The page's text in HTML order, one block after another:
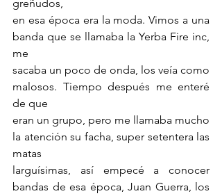
greñudos,
en esa época era la moda. Vimos a una
banda que se llamaba la Yerba Fire inc,
me
sacaba un poco de onda, los veía como
malosos. Tiempo después me enteré
de que
eran un grupo, pero me llamaba mucho
la atención su facha, super setentera las
matas
larguísimas, así empecé a conocer
bandas de esa época, Juan Guerra, los